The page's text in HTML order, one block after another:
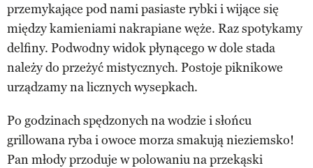
przemykające pod nami pasiaste rybki i wijące się
między kamieniami nakrapiane węże. Raz spotykamy
delfiny. Podwodny widok płynącego w dole stada
należy do przeżyć mistycznych. Postoje piknikowe
urządzamy na licznych wysepkach.
Po godzinach spędzonych na wodzie i słońcu
grillowana ryba i owoce morza smakują nieziemsko!
Pan młody przoduje w polowaniu na przekąski